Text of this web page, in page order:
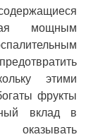
мощным
этими
фрукты
вклад в
оказывать